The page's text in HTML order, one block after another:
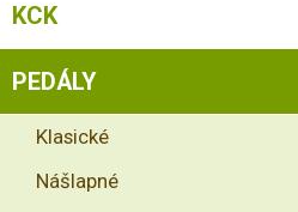
KCK
PEDÁLY
Klasické
Nášlapné